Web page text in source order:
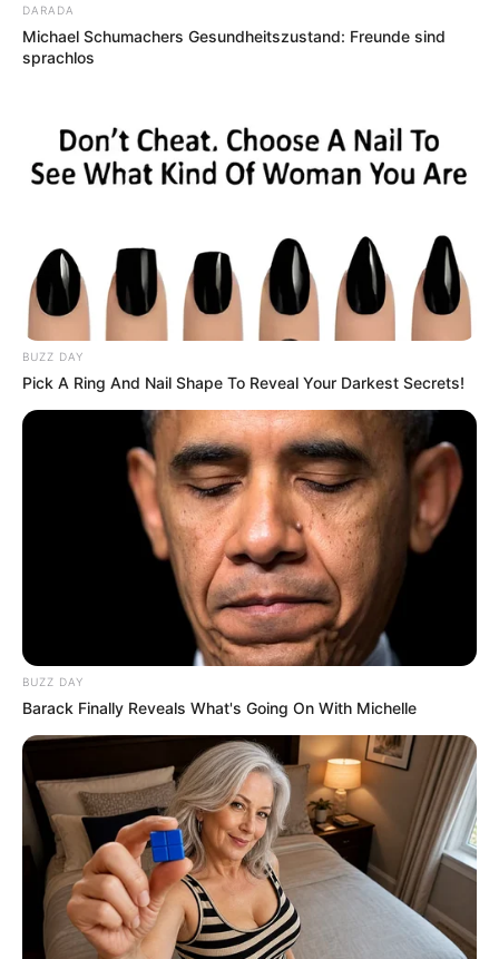
vorgestellt, inklusive der
schönsten Städteund derschönsten Urlaubsziele .
Ferienwohnungen, Ferienhäuser und Unterkünfte gibt
www.tourist-online.de
Hotels und Unterkünfte in Deutschland:
Hotels und Übernachtungsmöglichkeiten
Ferienwohnungen und Ferienhäuser in Deutschland
Tipps zum Thema Ausflug und Urlaub in
Deutschland:
Die schönsten Urlaubsziele
Die beliebtesten Städtereiseziele
Die attraktivsten Sehenswürdigkeiten und Ausflugsz
iele
Die schönsten Schlösser
Die schönsten Burgen
DARADA
Michael Schumachers Gesundheitszustand: Freunde sind
sprachlos
BUZZ DAY
Pick A Ring And Nail Shape To Reveal Your Darkest Secrets!
BUZZ DAY
Barack Finally Reveals What's Going On With Michelle